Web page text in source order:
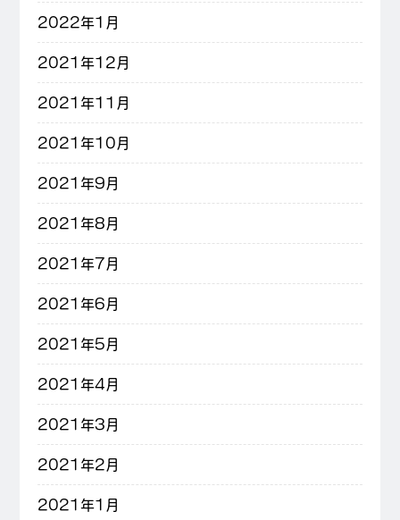
2022年1月
2021年12月
2021年11月
2021年10月
2021年9月
2021年8月
2021年7月
2021年6月
2021年5月
2021年4月
2021年3月
2021年2月
2021年1月